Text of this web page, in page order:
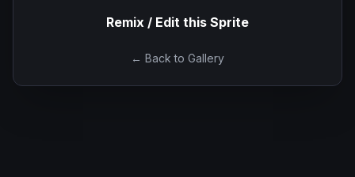
Remix / Edit this Sprite
← Back to Gallery